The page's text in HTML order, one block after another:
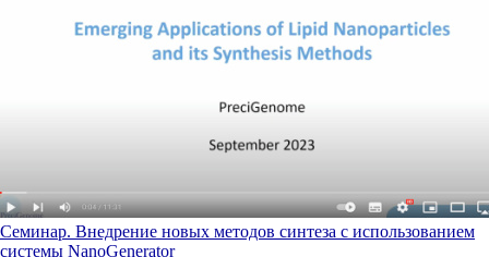
Семинар. Внедрение новых методов синтеза с использованием
системы NanoGenerator